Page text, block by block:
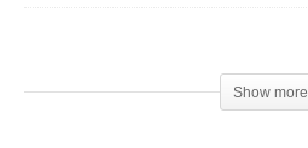
Show more